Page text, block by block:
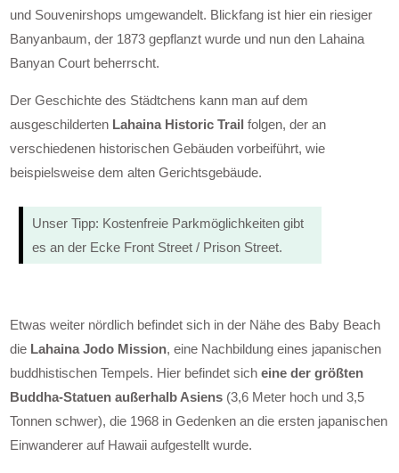
und Souvenirshops umgewandelt. Blickfang ist hier ein riesiger
Banyanbaum, der 1873 gepflanzt wurde und nun den Lahaina
Banyan Court beherrscht.
Der Geschichte des Städtchens kann man auf dem
ausgeschilderten Lahaina Historic Trail folgen, der an
verschiedenen historischen Gebäuden vorbeiführt, wie
beispielsweise dem alten Gerichtsgebäude.
Unser Tipp: Kostenfreie Parkmöglichkeiten gibt
es an der Ecke Front Street / Prison Street.
Etwas weiter nördlich befindet sich in der Nähe des Baby Beach
die Lahaina Jodo Mission, eine Nachbildung eines japanischen
buddhistischen Tempels. Hier befindet sicheine der größten
Buddha-Statuen außerhalb Asiens (3,6 Meter hoch und 3,5
Tonnen schwer), die 1968 in Gedenken an die ersten japanischen
Einwanderer auf Hawaii aufgestellt wurde.